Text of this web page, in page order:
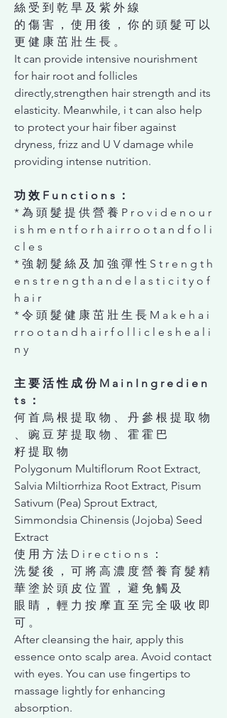
絲 受 到 乾 旱 及 紫 外 線
的 傷 害 ， 使 ⽤ 後 ， 你 的 頭 髮 可 以
更 健 康 茁 壯 ⽣ 長 。
It can provide intensive nourishment
for hair root and follicles
directly,strengthen hair strength and its
elasticity. Meanwhile, i t can also help
to protect your hair fiber against
dryness, frizz and U V damage while
providing intense nutrition.
功 效 F u n c t i o n s ：
* 為 頭 髮 提 供 營 養 P r o v i d e n o u r
i s h m e n t f o r h a i r r o o t a n d f o l i
c l e s
* 強 韌 髮 絲 及 加 強 彈 性 S t r e n g t h
e n s t r e n g t h a n d e l a s t i c i t y o f
h a i r
* 令 頭 髮 健 康 茁 壯 ⽣ 長 M a k e h a i
r r o o t a n d h a i r f o l l i c l e s h e a l i
n y
主 要 活 性 成 份 M a i n I n g r e d i e n
t s ：
何 ⾸ 烏 根 提 取 物 、 丹 參 根 提 取 物
、 豌 ⾖ 芽 提 取 物 、 霍 霍 巴
籽 提 取 物
Polygonum Multiflorum Root Extract,
Salvia Miltiorrhiza Root Extract, Pisum
Sativum (Pea) Sprout Extract,
Simmondsia Chinensis (Jojoba) Seed
Extract
使 ⽤ ⽅ 法 D i r e c t i o n s ：
洗 髮 後 ， 可 將 ⾼ 濃 度 營 養 育 髮 精
華 塗 於 頭 ⽪ 位 置 ， 避 免 觸 及
眼 睛 ， 輕 ⼒ 按 摩 直 ⾄ 完 全 吸 收 即
可 。
After cleansing the hair, apply this
essence onto scalp area. Avoid contact
with eyes. You can use fingertips to
massage lightly for enhancing
absorption.